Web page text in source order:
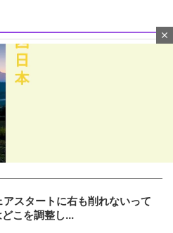
する「SAOアリス打法」発案
垢にブロ...
スタートに右も削れないって
こを調整し...
close
M